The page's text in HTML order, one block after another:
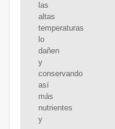
las
altas
temperaturas
lo
dañen
y
conservando
así
más
nutrientes
y